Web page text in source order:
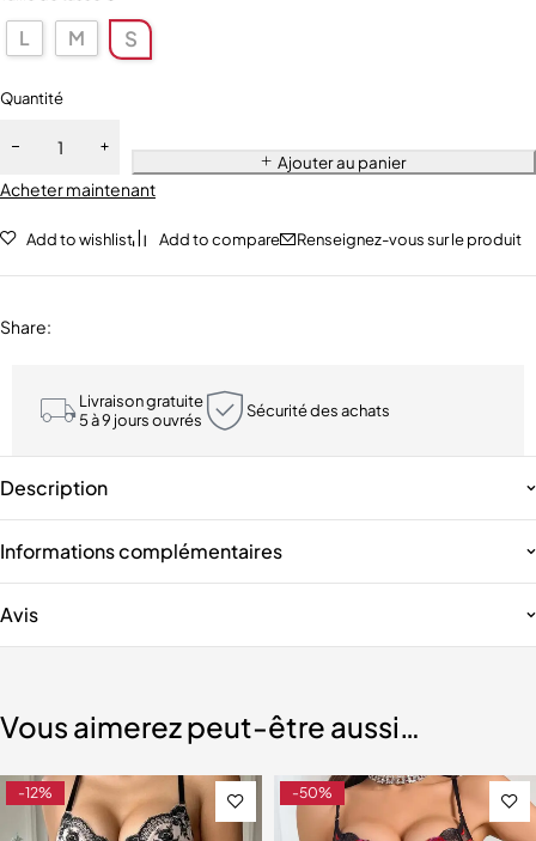
L M S
Quantité
Ajouter au panier
Acheter maintenant
Add to wishlist Add to compare Renseignez-vous sur le produit
Share:
Livraison gratuite
5 à 9 jours ouvrés
Sécurité des achats
Description
Informations complémentaires
Avis
Vous aimerez peut-être aussi…
-12% -50%